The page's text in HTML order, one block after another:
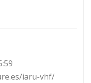
iaru-vhf/